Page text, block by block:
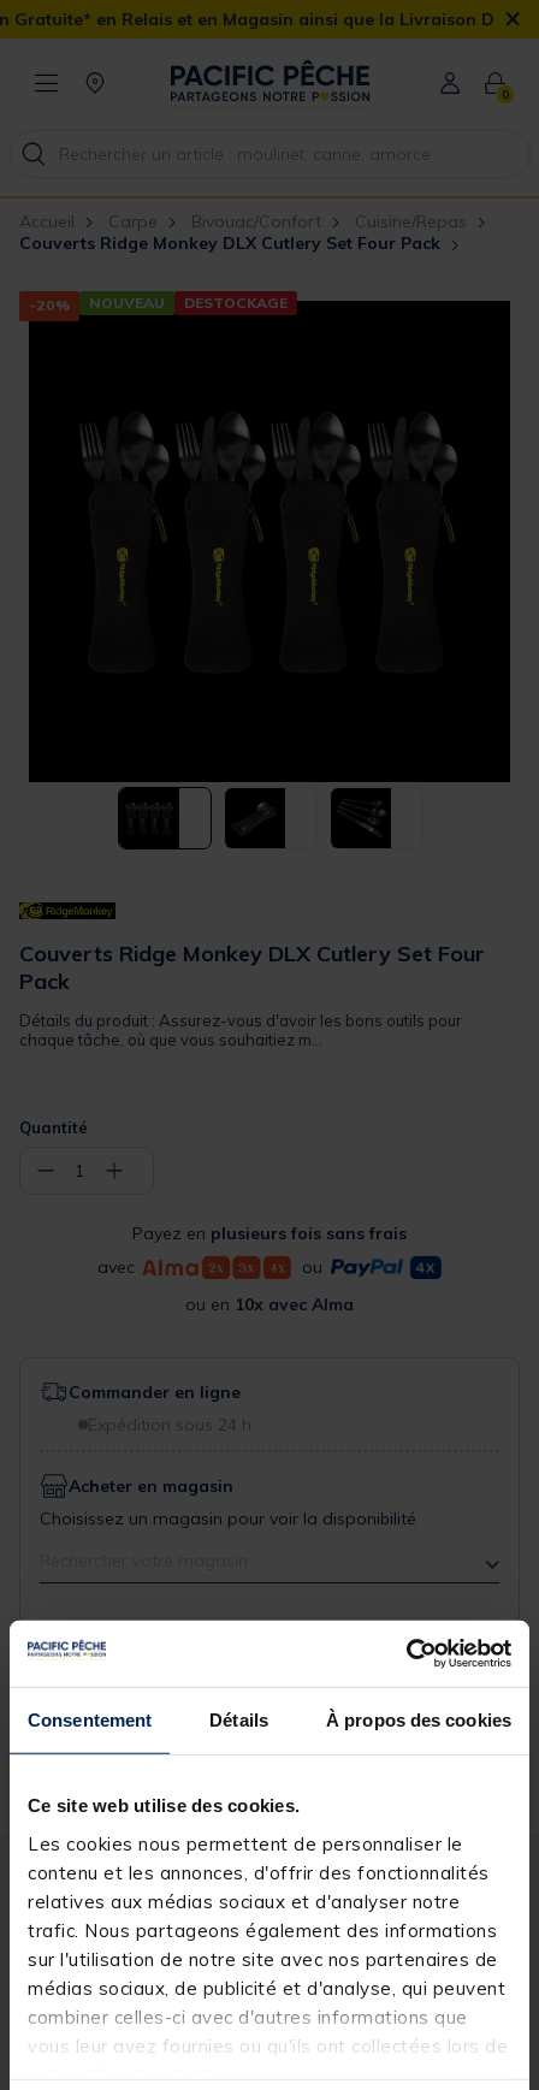
Consentement Détails À propos des cookies
Ce site web utilise des cookies.
Les cookies nous permettent de personnaliser le
contenu et les annonces, d'offrir des fonctionnalités
relatives aux médias sociaux et d'analyser notre
trafic. Nous partageons également des informations
sur l'utilisation de notre site avec nos partenaires de
médias sociaux, de publicité et d'analyse, qui peuvent
combiner celles-ci avec d'autres informations que
vous leur avez fournies ou qu'ils ont collectées lors de
en Relais et en Magasin ainsi que la Livraison Domicile
×
0
Accueil Carpe Bivouac/Confort
Cuisine/Repas
Couverts Ridge Monkey DLX Cutlery Set Four Pack
-20% NOUVEAU DESTOCKAGE
Couverts Ridge Monkey DLX Cutlery Set Four
Pack
Détails du produit : Assurez-vous d'avoir les bons outils pour
chaque tâche, où que vous souhaitiez m...
Quantité
− 1 +
Payez en plusieurs fois sans frais
avec
ou
ou en 10x avec Alma
Commander en ligne
Expédition sous 24 h
Acheter en magasin
Choisissez un magasin pour voir la disponibilité
Réserver en ligne et payer en magasin
Livraison gratuite en point relais et magasin
Description Spécifications
Description & détails
Description